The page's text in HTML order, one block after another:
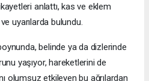
anlattı, kas ve eklem
uyarılarda bulundu.
belinde ya da dizlerinde
yaşıyor, hareketlerini de
olumsuz etkileyen bu ağrılardan